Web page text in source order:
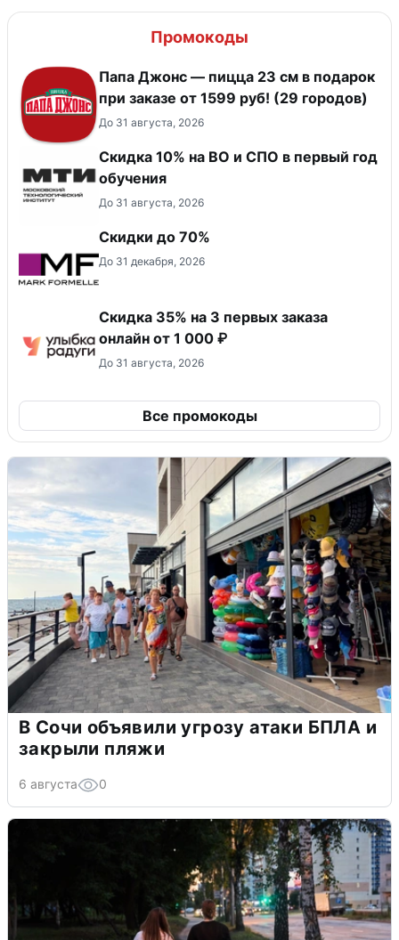
Промокоды
Папа Джонс — пицца 23 см в подарок
при заказе от 1599 руб! (29 городов)
До 31 августа, 2026
Скидка 10% на ВО и СПО в первый год
обучения
До 31 августа, 2026
Скидки до 70%
До 31 декабря, 2026
Скидка 35% на 3 первых заказа
онлайн от 1 000 ₽
До 31 августа, 2026
Все промокоды
В Сочи объявили угрозу атаки БПЛА и
закрыли пляжи
6 августа 0